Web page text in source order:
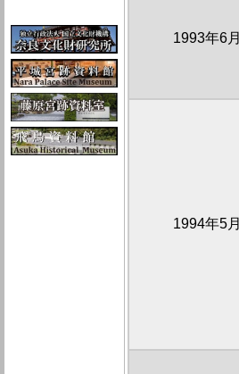
1993年6月
1994年5月